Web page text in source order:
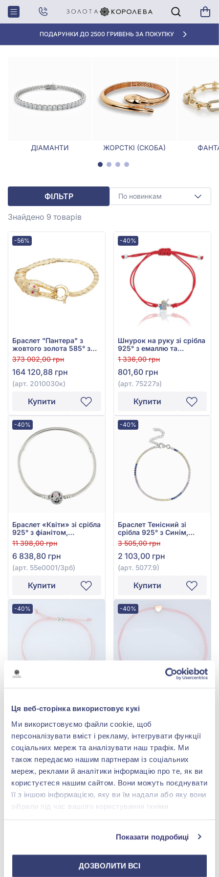
Ця веб-сторінка використовує кукі
Ми використовуємо файли cookie, щоб
персоналізувати вміст і рекламу, інтегрувати функції
соціальних мереж та аналізувати наш трафік. Ми
також передаємо нашим партнерам із соціальних
мереж, реклами й аналітики інформацію про те, як ви
користуєтеся нашим сайтом. Вони можуть поєднувати
її з іншою інформацією, яку ви їм надали або яку вони
зібрали під час вашого користування їхніми
Показати подробиці
ДОЗВОЛИТИ ВСІ
«КРАЩА ЦІНА» ВІД 5945 ГРН/ГРАМ
Головна Браслети Браслети з рожевими вставками
БРАСЛЕТИ З РОЖЕВИМИ ВСТАВКАМИ
ДІАМАНТИ ЖОРСТКІ (СКОБА)
ФІЛЬТР По новинкам
Знайдено 9 товарів
-56%
Браслет "Пантера" з
жовтого золота 585° з
рожевим та білим
фіанітом, арт. 2010030к
373 002,00 грн
164 120,88 грн
(арт. 2010030к)
Купити
-40%
Шнурок на руку зі срібла
925° з емаллю та
фіанітом/куб.цирконієм,
арт. 75227э
1 336,00 грн
801,60 грн
(арт. 75227э)
Купити
-40%
Браслет «Квіти» зі срібла
925° з фіанітом,
кубічним цирконієм та
рожевою емаллю, арт.
55е0001/3рб
11 398,00 грн
6 838,80 грн
(арт. 55е0001/3рб)
Купити
-40%
Браслет Тенісний зі
срібла 925° з Синім,
Рожевим, Фіолетовим,
Жовтим та
Помаранчевим Фіанітом/
куб.цирконієм, арт.
5077.9
3 505,00 грн
2 103,00 грн
(арт. 5077.9)
Купити
-40%
Шнурок на руку «Серце»
сріблі 925°/375°, арт.
2 846,00 грн
1 707,60 грн
(арт. 532брР)
Купити
-40%
Браслет «Серце» з
срібла 925°/375°, арт.
532брР
2 846,00 грн
1 707,60 грн
(арт. 532брР)
Купити
-40%